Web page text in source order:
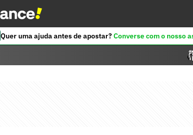
Quer uma ajuda antes de apostar?Converse com o nosso